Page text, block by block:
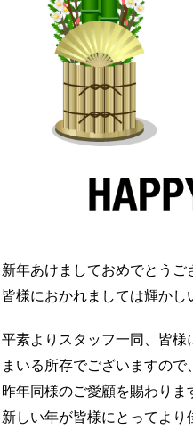
新年あけましておめでとうご
皆様におかれましては輝かし
平素よりスタッフ一同、皆
まいる所存でございますので、
昨年同様のご愛顧を賜わり
新しい年が皆様にとってよ